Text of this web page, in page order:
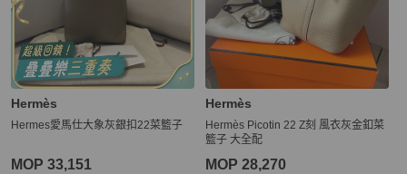
Hermès
Hermes愛馬仕大象灰銀扣22菜籃子
MOP 33,151
Hermès
Hermès Picotin 22 Z刻 風衣灰金釦菜
籃子 大全配
MOP 28,270